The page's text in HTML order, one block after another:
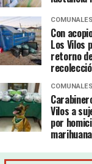
COMUNALES
Con
Los Vilos
retorno
COMUNALES
Vilos a
por
marihuana